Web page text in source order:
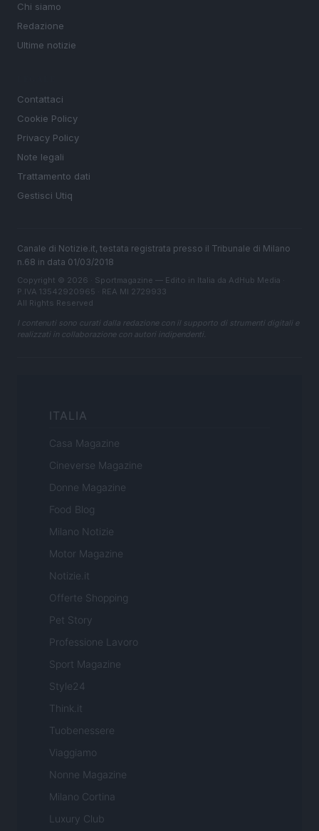
Chi siamo
Redazione
Ultime notizie
Contattaci
Cookie Policy
Privacy Policy
Note legali
Trattamento dati
Gestisci Utiq
Canale di Notizie.it, testata registrata presso il Tribunale di Milano
n.68 in data 01/03/2018
Copyright © 2026 · Sportmagazine — Edito in Italia da AdHub Media
P.IVA 13542920965 · REA MI 2729933
All Rights Reserved
I contenuti sono curati dalla redazione con il supporto di strumenti digitali e
realizzati in collaborazione con autori indipendenti.
ITALIA
Casa Magazine
Cineverse Magazine
Donne Magazine
Food Blog
Milano Notizie
Motor Magazine
Notizie.it
Offerte Shopping
Pet Story
Professione Lavoro
Sport Magazine
Style24
Think.it
Tuobenessere
Viaggiamo
Nonne Magazine
Milano Cortina
Luxury Club